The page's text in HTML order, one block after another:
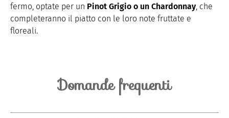
fermo, optate per un Pinot Grigio o un Chardonnay, che
completeranno il piatto con le loro note fruttate e
floreali.
Domande frequenti